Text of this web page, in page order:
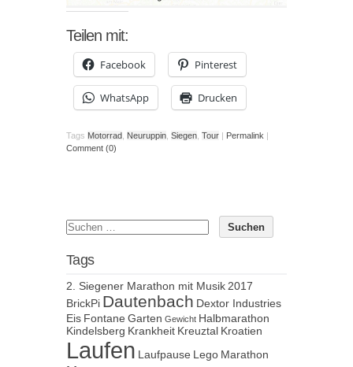
Teilen mit:
Facebook Pinterest
WhatsApp Drucken
Tags Motorrad Neuruppin Siegen Tour | Permalink |
Comment (0)
Tags
2. Siegener Marathon mit Musik 2017
BrickPi Dautenbach Dextor Industries
Eis Fontane Garten Gewicht Halbmarathon
Kindelsberg Krankheit Kreuztal Kroatien
Laufen Laufpause Lego Marathon